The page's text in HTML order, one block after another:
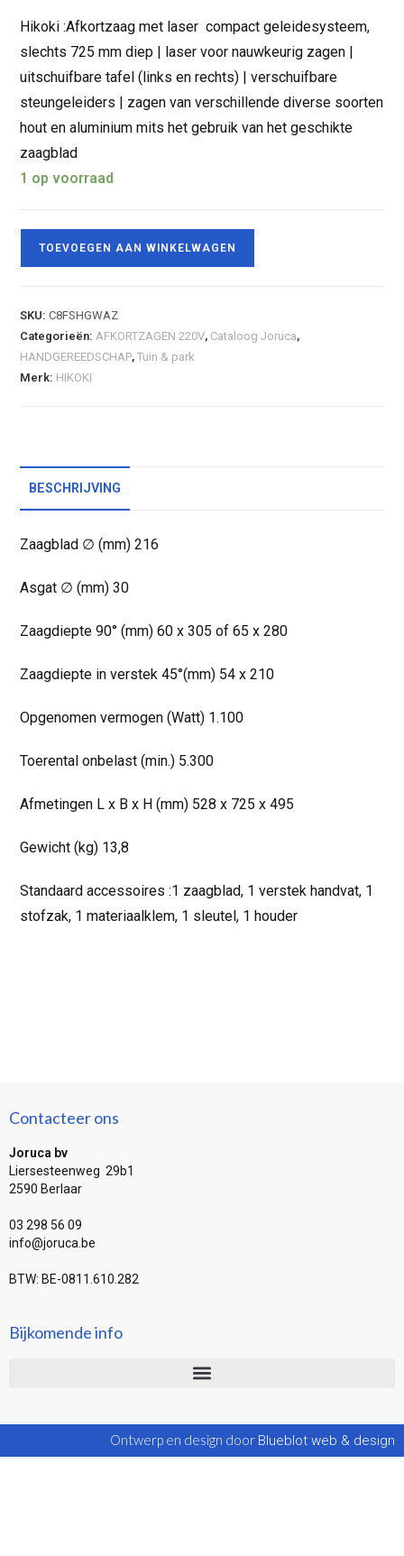
Hikoki :Afkortzaag met laser compact geleidesysteem,
slechts 725 mm diep | laser voor nauwkeurig zagen |
uitschuifbare tafel (links en rechts) | verschuifbare
steungeleiders | zagen van verschillende diverse soorten
hout en aluminium mits het gebruik van het geschikte
zaagblad
1 op voorraad
TOEVOEGEN AAN WINKELWAGEN
SKU:C8FSHGWAZ
Categorieën: AFKORTZAGEN 220V, Cataloog Joruca,
HANDGEREEDSCHAP,Tuin & park
Merk: HIKOKI
BESCHRIJVING
Zaagblad ∅ (mm) 216
Asgat ∅ (mm) 30
Zaagdiepte 90° (mm) 60 x 305 of 65 x 280
Zaagdiepte in verstek 45°(mm) 54 x 210
Opgenomen vermogen (Watt) 1.100
Toerental onbelast (min.) 5.300
Afmetingen L x B x H (mm) 528 x 725 x 495
Gewicht (kg) 13,8
Standaard accessoires :1 zaagblad, 1 verstek handvat, 1
stofzak, 1 materiaalklem, 1 sleutel, 1 houder
Contacteer ons
Joruca bv
Liersesteenweg 29b1
2590 Berlaar
03 298 56 09
info@joruca.be
BTW: BE-0811.610.282
Bijkomende info
Ontwerp en design door Blueblot web & design